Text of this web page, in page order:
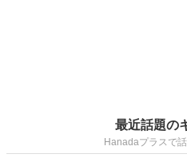
最近話題の
Hanadaプラスで